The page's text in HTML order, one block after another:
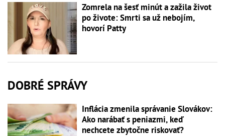
Zomrela na šesť minút a zažila život
po živote: Smrti sa už nebojím,
hovorí Patty
DOBRÉ SPRÁVY
Inflácia zmenila správanie Slovákov:
Ako narábať s peniazmi, keď
nechcete zbytočne riskovať?